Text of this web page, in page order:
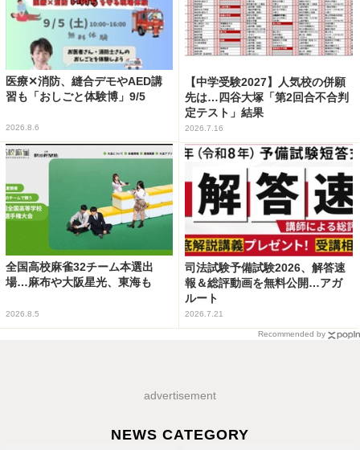
医療✕消防、縫合デモやAED講
習も「おしごと体験博」9/5
2026.8.6
【中学受験2027】人気校の併願
先は…四谷大塚「第2回合不合判
定テスト」結果
2026.7.16
全国高校麻雀32チーム本選出
場…麻布や大阪星光、東海も
2026.8.5
司法試験予備試験2026、解答速
報＆総評動画を無料公開…アガ
ルート
2026.7.21
Recommended by
advertisement
NEWS CATEGORY